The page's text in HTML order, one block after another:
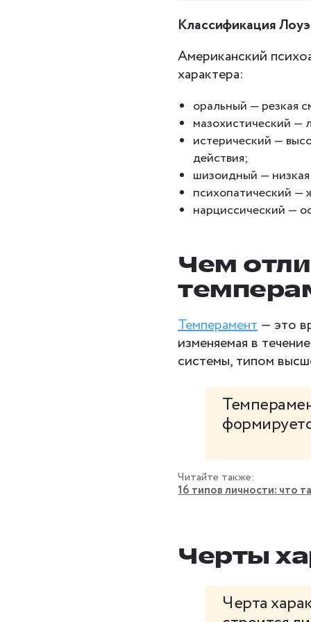
Классификация
Американский
характера:
оральный — резкая
мазохистический —
истерический —
действия;
шизоидный —
психопатический —
нарциссический —
Чем
Темперамент — это
изменяемая в
системы, типом
Читайте также:
16 типов личности: что
Черты
Черта